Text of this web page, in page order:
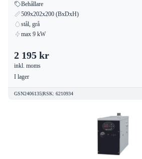
Behållare
509x202x200 (BxDxH)
stål, grå
max 9 kW
2 195 kr
inkl. moms
I lager
GSN2406135|RSK: 6210934